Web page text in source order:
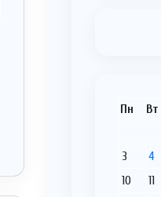
Пн Вт
3
4
10
11